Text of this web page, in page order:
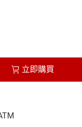
立即購買